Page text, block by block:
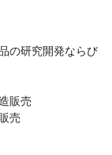
の研究開発ならび
販売
売